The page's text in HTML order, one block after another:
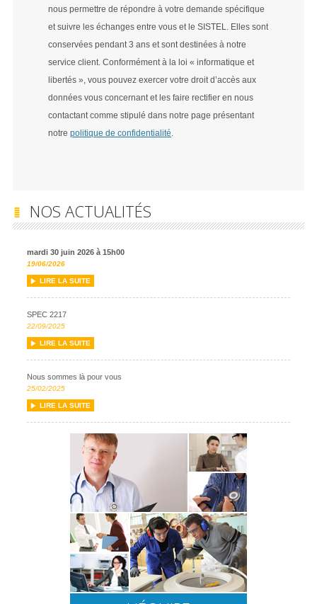
nous permettre de répondre à votre demande spécifique
et suivre les échanges entre vous et le SISTEL. Elles sont
conservées pendant 3 ans et sont destinées à notre
service client. Conformément à la loi « informatique et
libertés », vous pouvez exercer votre droit d’accès aux
données vous concernant et les faire rectifier en nous
contactant comme stipulé dans notre page présentant
notre politique de confidentialité.
NOS ACTUALITÉS
mardi 30 juin 2026 à 15h00
19/06/2026
LIRE LA SUITE
SPEC 2217
22/09/2025
LIRE LA SUITE
Nous sommes là pour vous
25/02/2025
LIRE LA SUITE